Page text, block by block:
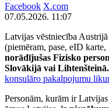
Facebook X.com
07.05.2026. 11:07
Latvijas vēstniecība
(piemēram, pase, eID
norādījušas Fizisko
Slovākijā vai Lihtenšteinā.
konsulāro pakalpojumu
Personām, kurām ir